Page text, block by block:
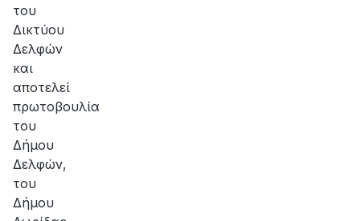
του
Δικτύου
Δελφών
και
αποτελεί
πρωτοβουλία
του
Δήμου
Δελφών,
του
Δήμου